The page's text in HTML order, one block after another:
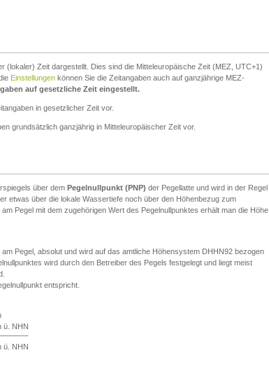
Zeit dargestellt. Dies sind die Mitteleuropäische Zeit (MEZ, UTC+1)
Einstellungen können Sie die Zeitangaben auch auf ganzjährige MEZ-
auf gesetzliche Zeit eingestellt.
in gesetzlicher Zeit vor.
grundsätzlich ganzjährig in Mitteleuropäischer Zeit vor.
über dem Pegelnullpunkt (PNP) der Pegellatte und wird in der Regel
etwas über die lokale Wassertiefe noch über den Höhenbezug zum
Pegel mit dem zugehörigen Wert des Pegelnullpunktes erhält man die Höhe
Pegel, absolut und wird auf das amtliche Höhensystem DHHN92 bezogen
wird durch den Betreiber des Pegels festgelegt und liegt meist
entspricht.
ü. NHN
ü. NHN